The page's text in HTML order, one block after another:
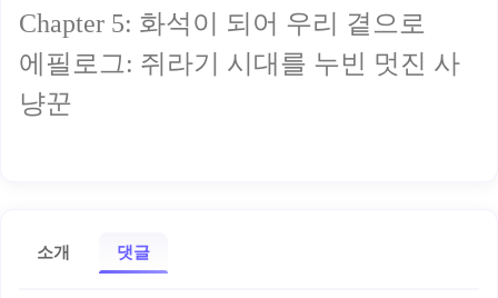
Chapter 5: 화석이 되어 우리 곁으로
에필로그: 쥐라기 시대를 누빈 멋진 사
냥꾼
소개 댓글